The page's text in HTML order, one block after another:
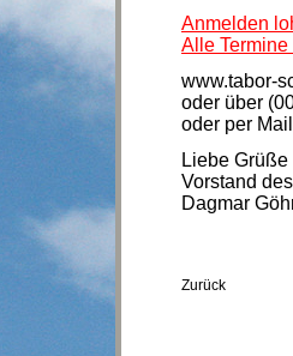
Anmelden
Alle
www.tabor-
oder über
oder per
Liebe
Vorstand
Dagmar
Zurück